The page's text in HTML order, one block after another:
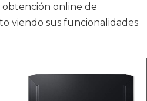
obtención online de
viendo sus funcionalidades